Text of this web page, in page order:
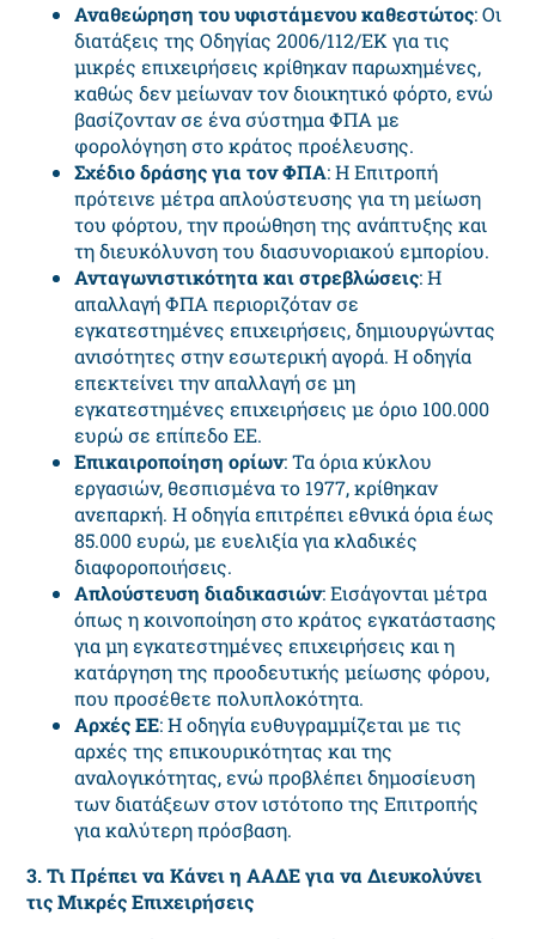
Αναθεώρηση του υφιστάμενου καθεστώτος: Οι
διατάξεις της Οδηγίας 2006/112/ΕΚ για τις
μικρές επιχειρήσεις κρίθηκαν παρωχημένες,
καθώς δεν μείωναν τον διοικητικό φόρτο, ενώ
βασίζονταν σε ένα σύστημα ΦΠΑ με
φορολόγηση στο κράτος προέλευσης.
Σχέδιο δράσης για τον ΦΠΑ: Η Επιτροπή
πρότεινε μέτρα απλούστευσης για τη μείωση
του φόρτου, την προώθηση της ανάπτυξης και
τη διευκόλυνση του διασυνοριακού εμπορίου.
Ανταγωνιστικότητα και στρεβλώσεις: Η
απαλλαγή ΦΠΑ περιοριζόταν σε
εγκατεστημένες επιχειρήσεις, δημιουργώντας
ανισότητες στην εσωτερική αγορά. Η οδηγία
επεκτείνει την απαλλαγή σε μη
εγκατεστημένες επιχειρήσεις με όριο 100.000
ευρώ σε επίπεδο ΕΕ.
Επικαιροποίηση ορίων: Τα όρια κύκλου
εργασιών, θεσπισμένα το 1977, κρίθηκαν
ανεπαρκή. Η οδηγία επιτρέπει εθνικά όρια έως
85.000 ευρώ, με ευελιξία για κλαδικές
διαφοροποιήσεις.
Απλούστευση διαδικασιών: Εισάγονται μέτρα
όπως η κοινοποίηση στο κράτος εγκατάστασης
για μη εγκατεστημένες επιχειρήσεις και η
κατάργηση της προοδευτικής μείωσης φόρου,
που προσέθετε πολυπλοκότητα.
Αρχές ΕΕ: Η οδηγία ευθυγραμμίζεται με τις
αρχές της επικουρικότητας και της
αναλογικότητας, ενώ προβλέπει δημοσίευση
των διατάξεων στον ιστότοπο της Επιτροπής
για καλύτερη πρόσβαση.
3. Τι Πρέπει να Κάνει η ΑΑΔΕ για να Διευκολύνει
τις Μικρές Επιχειρήσεις